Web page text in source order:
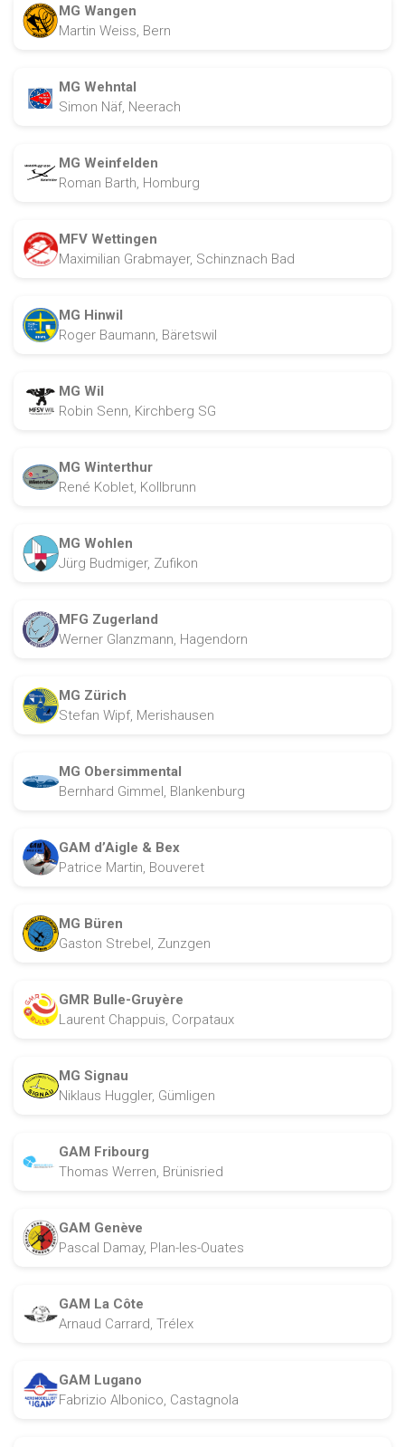
MG Wangen
Martin Weiss, Bern
MG Wehntal
Simon Näf, Neerach
MG Weinfelden
Roman Barth, Homburg
MFV Wettingen
Maximilian Grabmayer, Schinznach Bad
MG Hinwil
Roger Baumann, Bäretswil
MG Wil
Robin Senn, Kirchberg SG
MG Winterthur
René Koblet, Kollbrunn
MG Wohlen
Jürg Budmiger, Zufikon
MFG Zugerland
Werner Glanzmann, Hagendorn
MG Zürich
Stefan Wipf, Merishausen
MG Obersimmental
Bernhard Gimmel, Blankenburg
GAM d’Aigle & Bex
Patrice Martin, Bouveret
MG Büren
Gaston Strebel, Zunzgen
GMR Bulle-Gruyère
Laurent Chappuis, Corpataux
MG Signau
Niklaus Huggler, Gümligen
GAM Fribourg
Thomas Werren, Brünisried
GAM Genève
Pascal Damay, Plan-les-Ouates
GAM La Côte
Arnaud Carrard, Trélex
GAM Lugano
Fabrizio Albonico, Castagnola